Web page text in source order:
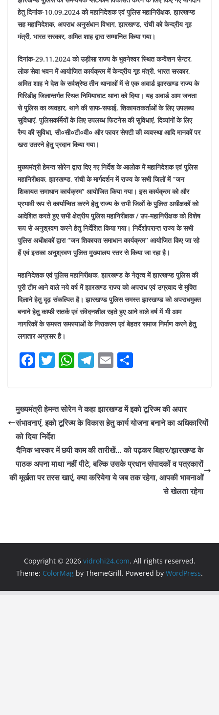
हेतु दिनांक-10.09.2024 को महानिदेशक एवं पुलिस महानिरीक्षक, झारखण्ड
सह महानिदेशक, अपराध अनुसंधान विभाग, झारखण्ड, रांची को केन्द्रीय गृह
मंत्री, भारत सरकार, अमित शाह द्वारा सम्मानित किया गया।
दिनांक-29.11.2024 को उड़ीसा राज्य के भुवनेश्वर स्थित कन्वेंशन सेन्टर,
लोक सेवा भवन में आयोजित कार्यक्रम में केन्द्रीय गृह मंत्री, भारत सरकार,
अमित शाह ने देश के सर्वश्रेष्ठ तीन थानाओं में से एक अवार्ड झारखण्ड राज्य के
गिरिडीह जिलान्तर्गत स्थित निमियाघाट थाना को दिया। यह अवार्ड आम जनता
से पुलिस का व्यवहार, थाने की साफ-सफाई, शिकायतकर्ताओं के लिए उपलब्ध
सुविधाएं, पुलिसकर्मियों के लिए उपलब्ध फिटनेस की सुविधाएं, दिव्यांगों के लिए
रैम्प की सुविधा, सी०सी०टी०वी० और फायर सेफ्टी की व्यवस्था आदि मानकों पर
खरा उतरने हेतु प्रदान किया गया।
मुख्यमंत्री हेमन्त सोरेन द्वारा दिए गए निर्देश के आलोक में महानिदेशक एवं पुलिस
महानिरीक्षक, झारखण्ड, रांची के मार्गदर्शन में राज्य के सभी जिलों में “जन
शिकायत समाधान कार्यक्रम” आयोजित किया गया। इस कार्यक्रम को और
प्रभावी रूप से कार्यान्वित करने हेतु राज्य के सभी जिलों के पुलिस अधीक्षकों को
आदेशित करते हुए सभी क्षेत्रीय पुलिस महानिरीक्षक / उप-महानिरीक्षक को विशेष
रूप से अनुश्रवण करने हेतु निर्देशित किया गया। निर्देशोपरान्त राज्य के सभी
पुलिस अधीक्षकों द्वारा “जन शिकायत समाधान कार्यक्रम” आयोजित किए जा रहे
हैं एवं इसका अनुश्रवण पुलिस मुख्यालय स्तर से किया जा रहा है।
महानिदेशक एवं पुलिस महानिरीक्षक, झारखण्ड के नेतृत्व में झारखण्ड पुलिस की
पूरी टीम आने वाले नये वर्ष में झारखण्ड राज्य को अपराध एवं उग्रवाद से मुक्ति
दिलाने हेतु दृढ़ संकल्पित है। झारखण्ड पुलिस समस्त झारखण्ड को अपराधमुक्त
बनाने हेतु काफी सतर्क एवं संवेदनशील रहते हुए आने वाले वर्ष में भी आम
नागरिकों के समस्त समस्याओं के निराकरण एवं बेहतर समाज निर्माण करने हेतु
लगातार अग्रसर है।
F
e
b
o
o
k
T
er
W
s
A
p
T
gr
a
E
l e
मुख्यमंत्री हेमन्त सोरेन ने कहा झारखण्ड में इको टूरिज्म की अपार
संभावनाएं, इको टूरिज्म के विकास हेतु कार्य योजना बनाने का अधिकारियों
को दिया निर्देश
दैनिक भास्कर में छपी काम की तारीखें… को पढ़कर बिहार/झारखण्ड के
पाठक अपना माथा नहीं पीटे, बल्कि उसके प्रधान संपादकों व पत्रकारों
की मूर्खता पर तरस खाएं, क्या करियेगा ये जब तक रहेगा, आपकी भावनाओं
से खेलता रहेगा
Copyright © 2026 vidrohi24.com. All rights reserved.
Theme: ColorMag by ThemeGrill. Powered by WordPress.